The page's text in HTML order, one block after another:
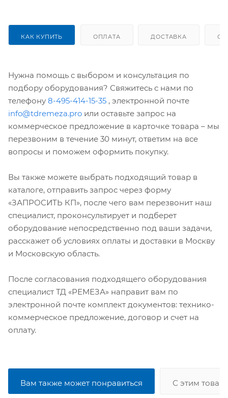
КАК КУПИТЬ ОПЛАТА ДОСТАВКА
Нужна помощь с выбором и консультация по
подбору оборудования? Свяжитесь с нами по
телефону 8-495-414-15-35 , электронной почте
info@tdremeza.pro или оставьте запрос на
коммерческое предложение в карточке товара – мы
перезвоним в течение 30 минут, ответим на все
вопросы и поможем оформить покупку.
Вы также можете выбрать подходящий товар в
каталоге, отправить запрос через форму
«ЗАПРОСИТЬ КП», после чего вам перезвонит наш
специалист, проконсультирует и подберет
оборудование непосредственно под ваши задачи,
расскажет об условиях оплаты и доставки в Москву
и Московскую область.
После согласования подходящего оборудования
специалист ТД «РЕМЕЗА» направит вам по
электронной почте комплект документов: технико-
коммерческое предложение, договор и счет на
оплату.
Вам также может понравиться С этим